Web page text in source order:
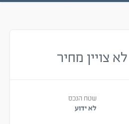
לא צויין מחיר
שטח הנכס
לא ידוע